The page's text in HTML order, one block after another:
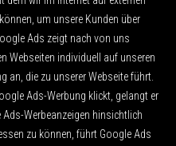
um unsere Kunden über
Ads zeigt nach von uns
Webseiten individuell auf unseren
an, die zu unserer Webseite führt.
Ads-Werbung klickt, gelangt er
Werbeanzeigen hinsichtlich
zu können, führt Google Ads